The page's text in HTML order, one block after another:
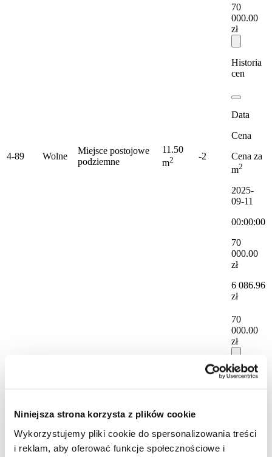
Niniejsza strona korzysta z plików cookie
Wykorzystujemy pliki cookie do spersonalizowania treści
i reklam, aby oferować funkcje społecznościowe i
4-89 Wolne
Miejsce postojowe
podziemne
11.50
m2 -2
70
000.00
zł
Historia
cen
Data
Cena
Cena za
m2
2025-
09-11
00:00:00
70
000.00
zł
6 086.96
zł
70
000.00
zł
Historia